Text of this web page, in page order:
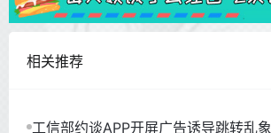
相关推荐
工信部约谈APP开屏广告诱导跳转乱象